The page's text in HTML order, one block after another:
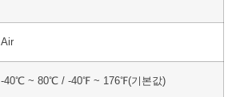
Air
-40℃ ~ 80℃ / -40℉ ~ 176℉(기본값)